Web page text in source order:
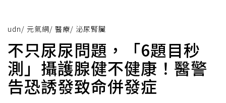
udn/ 元氣網/ 醫療/ 泌尿腎臟
不只尿尿問題，「6題目秒
測」攝護腺健不健康！醫警
告恐誘發致命併發症